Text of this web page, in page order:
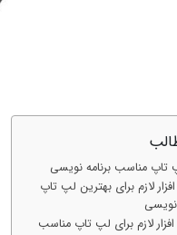
مناسب برنامه نویسی
لازم برای بهترین لپ تاپ
نویسی
لازم برای لپ تاپ مناسب